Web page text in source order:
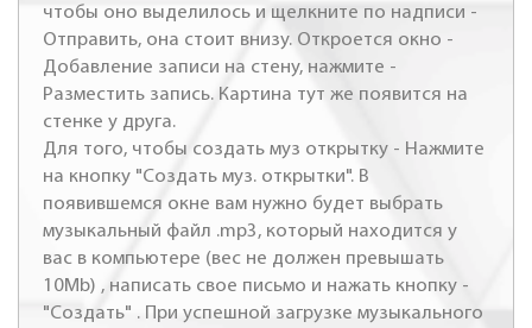
чтобы оно выделилось и щелкните по надписи -
Отправить, она стоит внизу. Откроется окно -
Добавление записи на стену, нажмите -
Разместить запись. Картина тут же появится на
стенке у друга.
Для того, чтобы создать муз открытку - Нажмите
на кнопку "Создать муз. открытки". В
появившемся окне вам нужно будет выбрать
музыкальный файл .mp3, который находится у
вас в компьютере (вес не должен превышать
10Mb) , написать свое письмо и нажать кнопку -
"Создать" . При успешной загрузке музыкального